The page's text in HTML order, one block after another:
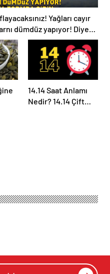
Yağları cayır
dümdüz yapıyor! Diyet
ve püf noktaları!
14.14 Saat Anlamı
Nedir? 14.14 Çift